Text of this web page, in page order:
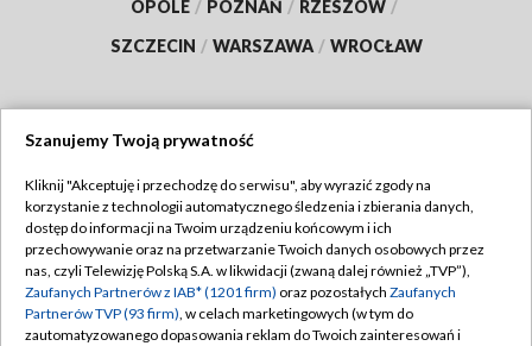
OPOLE / POZNAŃ / RZESZÓW /
SZCZECIN / WARSZAWA / WROCŁAW
TVP
Abonament TVP
Emisja w TVP
Centrum informacji TVP
Regulamin TVP
Polityka prywatności
Moje zgody
Szanujemy Twoją prywatność
Kliknij "Akceptuję i przechodzę do serwisu", aby wyrazić zgody na
korzystanie z technologii automatycznego śledzenia i zbierania danych,
dostęp do informacji na Twoim urządzeniu końcowym i ich
przechowywanie oraz na przetwarzanie Twoich danych osobowych przez
nas, czyli Telewizję Polską S.A. w likwidacji (zwaną dalej również „TVP”),
Zaufanych Partnerów z IAB* (1201 firm) oraz pozostałych Zaufanych
Partnerów TVP (93 firm), w celach marketingowych (w tym do
zautomatyzowanego dopasowania reklam do Twoich zainteresowań i